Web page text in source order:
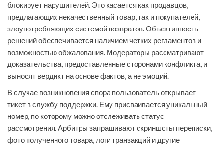
блокирует нарушителей. Это касается как продавцов,
предлагающих некачественный товар, так и покупателей,
злоупотребляющих системой возвратов. Объективность
решений обеспечивается наличием четких регламентов и
возможностью обжалования. Модераторы рассматривают
доказательства, предоставленные сторонами конфликта, и
выносят вердикт на основе фактов, а не эмоций.
В случае возникновения спора пользователь открывает
тикет в службу поддержки. Ему присваивается уникальный
номер, по которому можно отслеживать статус
рассмотрения. Арбитры запрашивают скриншоты переписки,
фото полученного товара, логи транзакций и другие